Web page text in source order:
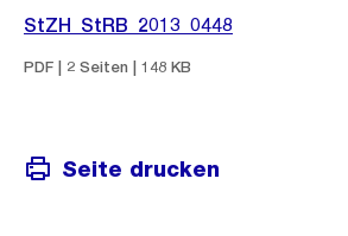
StZH_StRB_2013_0448
PDF | 2 Seiten | 148 KB
Seite drucken